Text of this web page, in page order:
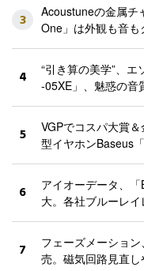
3
Acoustuneの金属チ
One」は外観も音も
4
“引き算の美学”、
-05XE」、魅惑の音
5
VGPでコスパ大賞
型イヤホンBaseus
6
アイオーデータ、
大。各社ブルーレ
7
フェーズメーショ
売。磁気回路見直